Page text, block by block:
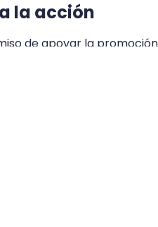
la acción
de apoyar la